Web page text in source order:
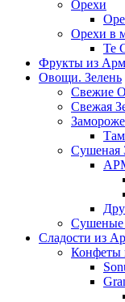
Орехи
Орехи в
Te
Фрукты из
Овощи. Зелень
Свежие
Свежая
Сушеная
Сладости из
Конфеты